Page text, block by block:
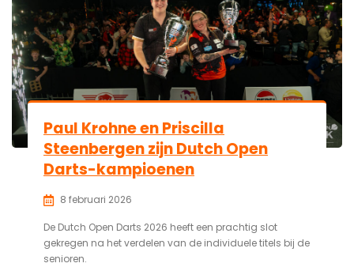
Paul Krohne en Priscilla
Steenbergen zijn Dutch Open
Darts-kampioenen
8 februari 2026
De Dutch Open Darts 2026 heeft een prachtig slot
gekregen na het verdelen van de individuele titels bij de
senioren.